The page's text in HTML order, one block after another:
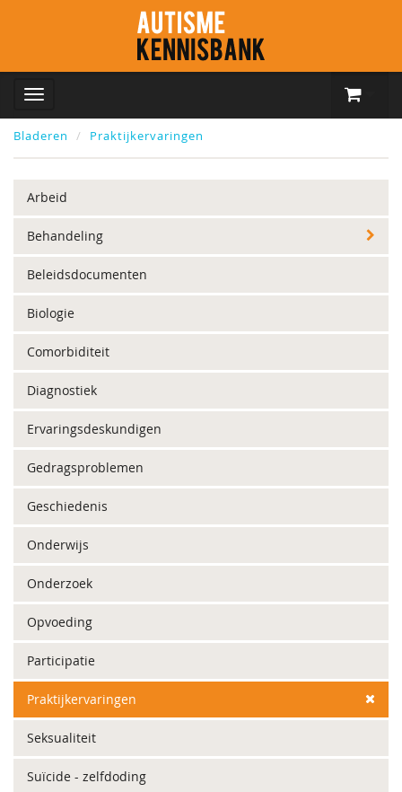
Bladeren Praktijkervaringen
Arbeid
Behandeling
Beleidsdocumenten
Biologie
Comorbiditeit
Diagnostiek
Ervaringsdeskundigen
Gedragsproblemen
Geschiedenis
Onderwijs
Onderzoek
Opvoeding
Participatie
Praktijkervaringen
Seksualiteit
Suïcide - zelfdoding